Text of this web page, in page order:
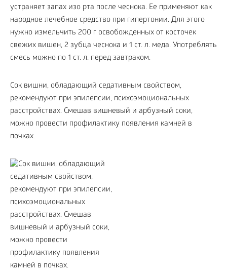
устраняет запах изо рта после чеснока. Ее применяют как
народное лечебное средство при гипертонии. Для этого
нужно измельчить 200 г освобожденных от косточек
свежих вишен, 2 зубца чеснока и 1 ст. л. меда. Употреблять
смесь можно по 1 ст. л. перед завтраком.
Сок вишни, обладающий седативным свойством,
рекомендуют при эпилепсии, психоэмоциональных
расстройствах. Смешав вишневый и арбузный соки,
можно провести профилактику появления камней в
почках.